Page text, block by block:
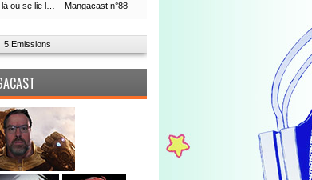
Mangacast n°88
5 Emissions